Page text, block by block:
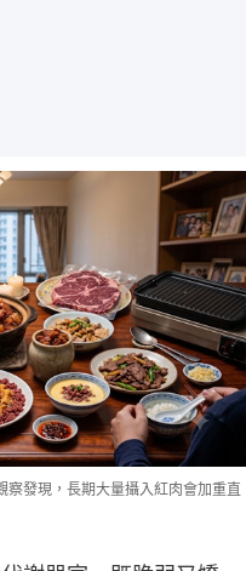
發現，長期大量攝入紅肉會加重直